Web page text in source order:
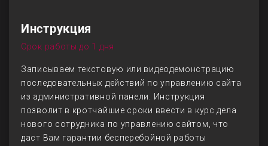
Инструкция
Срок работы до 1 дня
Записываем текстовую или видеодемонстрацию
последовательных действий по управлению сайта
из административной панели. Инструкция
позволит в кротчайшие сроки ввести в курс дела
нового сотрудника по управлению сайтом, что
даст Вам гарантии бесперебойной работы